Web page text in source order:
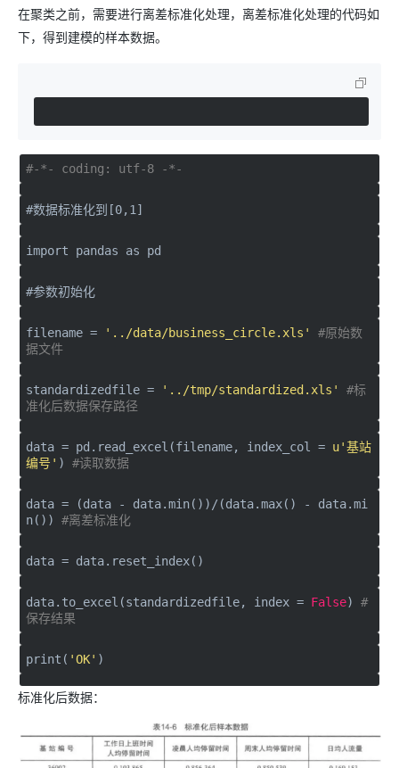
在聚类之前，需要进行离差标准化处理，离差标准化处理的代码如
下，得到建模的样本数据。
#-*- coding: utf-8 -*-
#数据标准化到[0,1]
import pandas as pd
#参数初始化
filename = '../data/business_circle.xls'
#原始数
据文件
standardizedfile = '../tmp/standardized.xls'
#标
准化后数据保存路径
data = pd.read_excel(filename, index_col = u'基站
编号' ) #读取数据
data = (data - data.min())/(data.max() - data.mi
n()) #离差标准化
data = data.reset_index()
data.to_excel(standardizedfile, index = False) #
保存结果
print( 'OK' )
标准化后数据：